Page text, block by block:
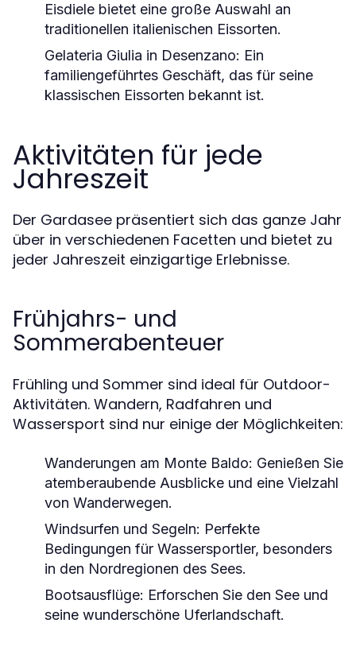
Eisdiele bietet eine große Auswahl an
traditionellen italienischen Eissorten.
Gelateria Giulia in Desenzano: Ein
familiengeführtes Geschäft, das für seine
klassischen Eissorten bekannt ist.
Aktivitäten für jede
Jahreszeit
Der Gardasee präsentiert sich das ganze Jahr
über in verschiedenen Facetten und bietet zu
jeder Jahreszeit einzigartige Erlebnisse.
Frühjahrs- und
Sommerabenteuer
Frühling und Sommer sind ideal für Outdoor-
Aktivitäten. Wandern, Radfahren und
Wassersport sind nur einige der Möglichkeiten:
Wanderungen am Monte Baldo: Genießen Sie
atemberaubende Ausblicke und eine Vielzahl
von Wanderwegen.
Windsurfen und Segeln: Perfekte
Bedingungen für Wassersportler, besonders
in den Nordregionen des Sees.
Bootsausflüge: Erforschen Sie den See und
seine wunderschöne Uferlandschaft.